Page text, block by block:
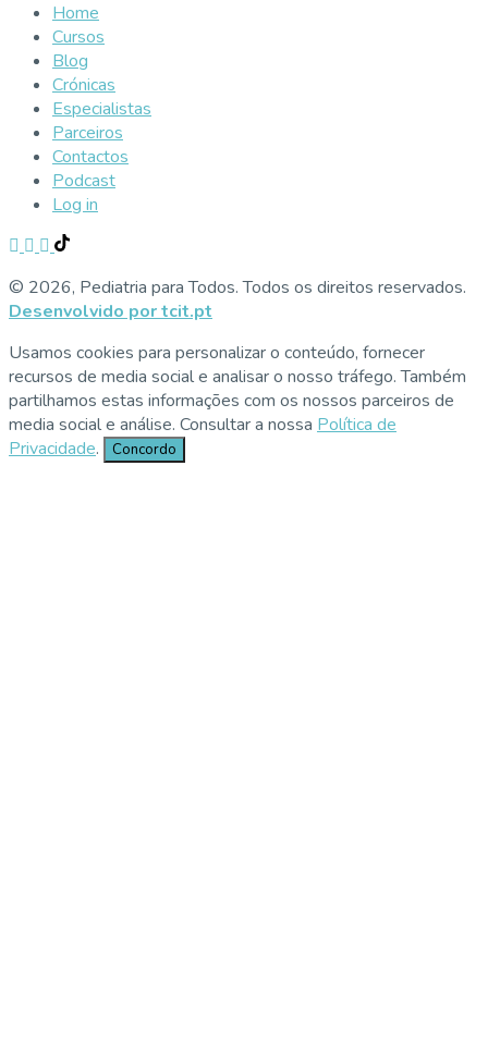
Home
Cursos
Blog
Crónicas
Especialistas
Parceiros
Contactos
Podcast
Log in
© 2026, Pediatria para Todos. Todos os direitos reservados.
Desenvolvido por tcit.pt
Usamos cookies para personalizar o conteúdo, fornecer
recursos de media social e analisar o nosso tráfego. Também
partilhamos estas informações com os nossos parceiros de
media social e análise. Consultar a nossa Política de
Privacidade. Concordo